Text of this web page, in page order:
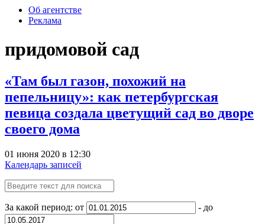
Об агентстве
Реклама
придомовой сад
«Там был газон, похожий на
пепельницу»: как петербургская
певица создала цветущий сад во дворе
своего дома
01 июня 2020 в 12:30
Календарь записей
За какой период: от - до